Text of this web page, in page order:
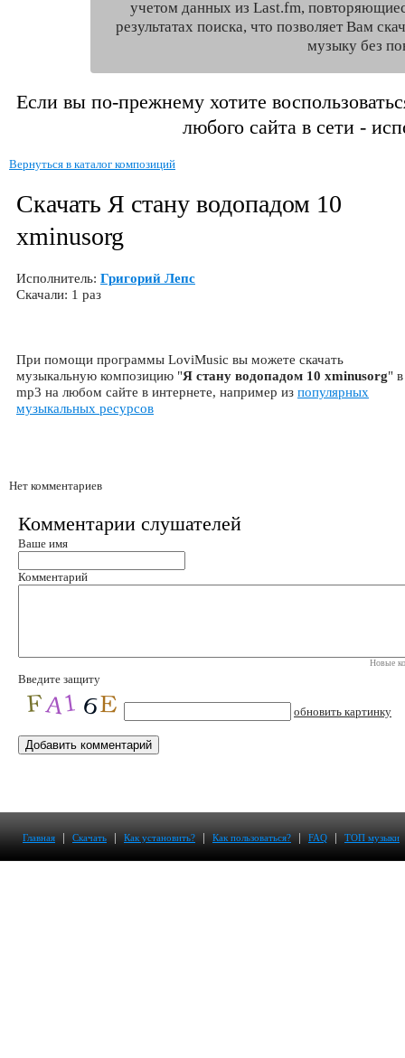
учетом данных из Last.fm,
результатах поиска, что позволяет Вам
музыку без
Если вы по-прежнему хотите
любого сайта в сети -
Вернуться в каталог композиций
Скачать Я стану водопадом 10
xminusorg
Исполнитель: Григорий Лепс
Скачали: 1 раз
При помощи программы LoviMusic вы можете скачать
музыкальную композицию "Я стану водопадом 10 xminusorg" в
mp3 на любом сайте в интернете, например из популярных
музыкальных ресурсов
Нет комментариев
Комментарии слушателей
Ваше имя
Комментарий
Новые
Введите защиту
обновить картинку
Главная | Скачать | Как установить? | Как пользоваться? | FAQ | ТОП музыки